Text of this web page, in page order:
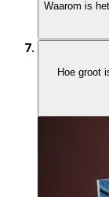
Waarom is
Hoe groot